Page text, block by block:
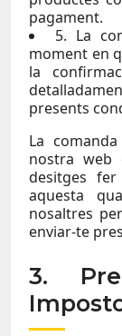
pagament.
5. La
moment en
la
presents
La
nostra web
desitges
aquesta
nosaltres
enviar-te
3.